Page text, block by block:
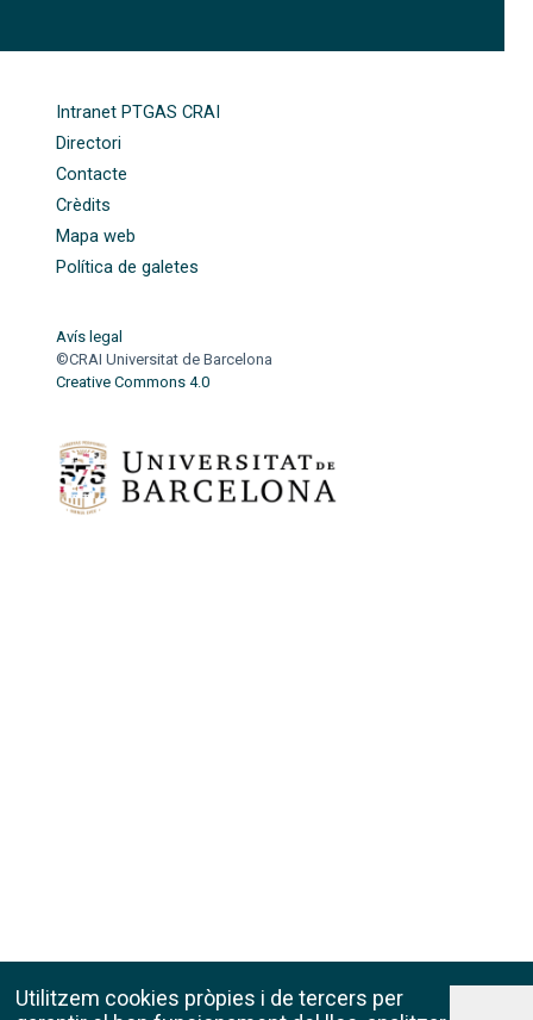
Intranet PTGAS CRAI
Directori
Contacte
Crèdits
Mapa web
Política de galetes
Avís legal
©CRAI Universitat de Barcelona
Creative Commons 4.0
Utilitzem cookies pròpies i de tercers per